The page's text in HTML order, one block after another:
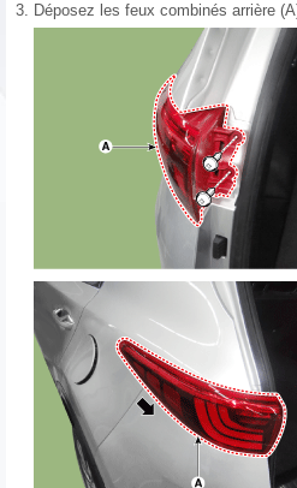
3. Déposez les feux combinés arrière